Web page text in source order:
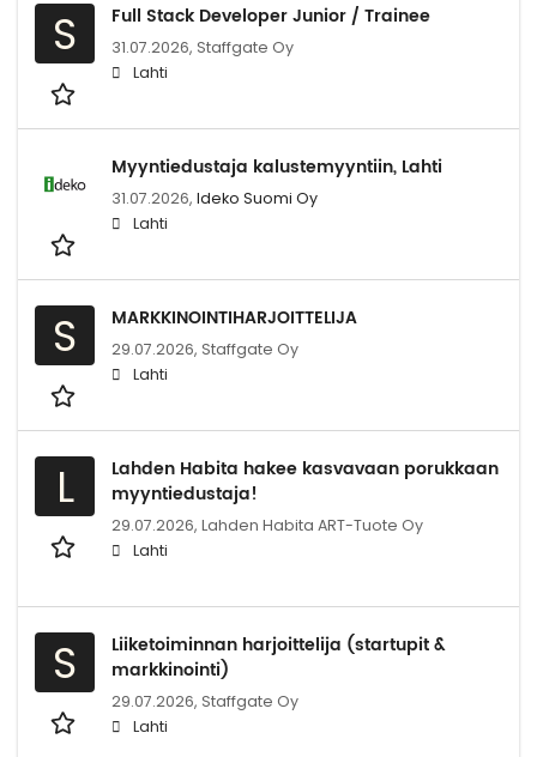
S Full Stack Developer Junior / Trainee
31.07.2026, Staffgate Oy
Lahti
Myyntiedustaja kalustemyyntiin, Lahti
31.07.2026, Ideko Suomi Oy
Lahti
S MARKKINOINTIHARJOITTELIJA
29.07.2026, Staffgate Oy
Lahti
L
Lahden Habita hakee kasvavaan porukkaan
myyntiedustaja!
29.07.2026, Lahden Habita ART-Tuote Oy
Lahti
S
Liiketoiminnan harjoittelija (startupit &
markkinointi)
29.07.2026, Staffgate Oy
Lahti